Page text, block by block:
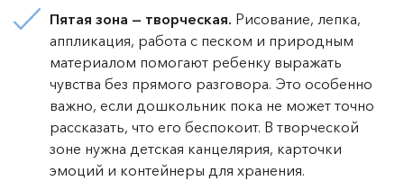
Пятая зона — творческая. Рисование, лепка,
аппликация, работа с песком и природным
материалом помогают ребенку выражать
чувства без прямого разговора. Это особенно
важно, если дошкольник пока не может точно
рассказать, что его беспокоит. В творческой
зоне нужна детская канцелярия, карточки
эмоций и контейнеры для хранения.